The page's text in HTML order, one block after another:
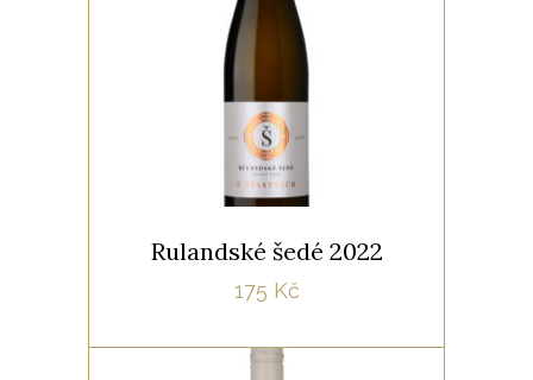
zakulacená díky krášlení na
kvasnicích a částečnému ležení
v sudech. Víno je dlouhé s
náznakem minerality.
Rulandské šedé 2022
175 Kč